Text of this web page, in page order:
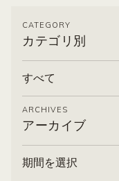
CATEGORY
カテゴリ別
すべて
ARCHIVES
アーカイブ
期間を選択